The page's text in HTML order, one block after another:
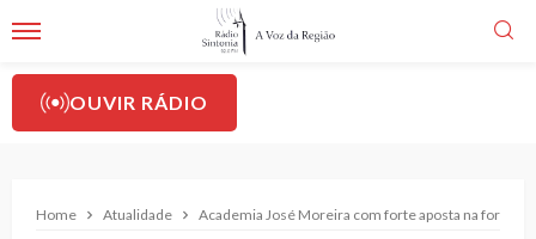
OUVIR RÁDIO
Home Atualidade Academia José Moreira com forte aposta na